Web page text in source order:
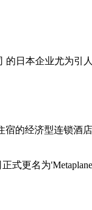
的日本企业尤为引
宿的经济型连锁酒
式更名为